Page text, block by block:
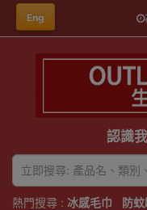
Eng
認識
熱門搜尋 : 冰感毛巾 防